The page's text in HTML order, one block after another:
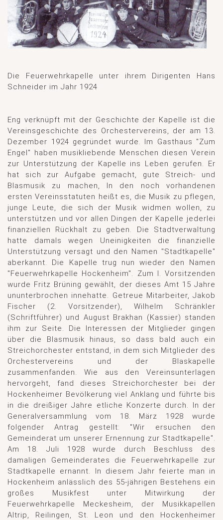
Die Feuerwehrkapelle unter ihrem Dirigenten Hans
Schneider im Jahr 1924
Eng verknüpft mit der Geschichte der Kapelle ist die
Vereinsgeschichte des Orchestervereins, der am 13.
Dezember 1924 gegründet wurde. Im Gasthaus "Zum
Engel" haben musikliebende Menschen diesen Verein
zur Unterstützung der Kapelle ins Leben gerufen. Er
hat sich zur Aufgabe gemacht, gute Streich- und
Blasmusik zu machen, In den noch vorhandenen
ersten Vereinsstatuten heißt es, die Musik zu pflegen,
junge Leute, die sich der Musik widmen wollen, zu
unterstützen und vor allen Dingen der Kapelle jederlei
finanziellen Rückhalt zu geben. Die Stadtverwaltung
hatte damals wegen Uneinigkeiten die finanzielle
Unterstützung versagt und den Namen "Stadtkapelle"
aberkannt. Die Kapelle trug nun wieder den Namen
"Feuerwehrkapelle Hockenheim". Zum l. Vorsitzenden
wurde Fritz Brüning gewählt, der dieses Amt 15 Jahre
ununterbrochen innehatte. Getreue Mitarbeiter, Jakob
Fischer (2. Vorsitzender), Wilhelm Schränkler
(Schriftführer) und August Brakhan (Kassier) standen
ihm zur Seite. Die Interessen der Mitglieder gingen
über die Blasmusik hinaus, so dass bald auch ein
Streichorchester entstand, in dem sich Mitglieder des
Orchestervereins und der Blaskapelle
zusammenfanden. Wie aus den Vereinsunterlagen
hervorgeht, fand dieses Streichorchester bei der
Hockenheimer Bevölkerung viel Anklang und führte bis
in die dreißiger Jahre etliche Konzerte durch. In der
Generalversammlung vom 18. März 1928 wurde
folgender Antrag gestellt: "Wir ersuchen den
Gemeinderat um unserer Ernennung zur Stadtkapelle".
Am 18. Juli 1928 wurde durch Beschluss des
damaligen Gemeinderates die Feuerwehrkapelle zur
Stadtkapelle ernannt. In diesem Jahr feierte man in
Hockenheim anlässlich des 55-jährigen Bestehens ein
großes Musikfest unter Mitwirkung der
Feuerwehrkapelle Meckesheim, der Musikkapellen
Altrip, Reilingen, St. Leon und den Hockenheimer